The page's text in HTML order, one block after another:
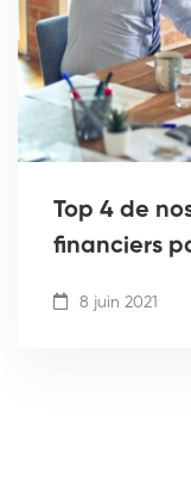
Top 4 de
financiers
8 juin 2021